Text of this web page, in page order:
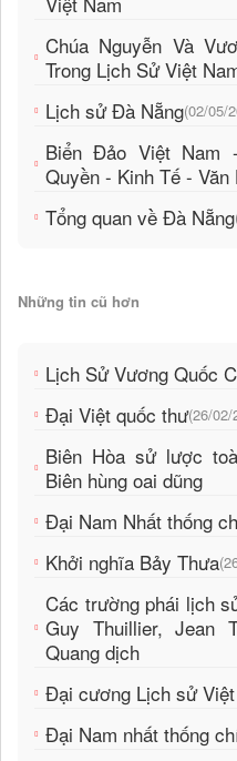
Chúa Nguyễn Và
Trong Lịch Sử Việt
Lịch sử Đà Nẵng(02/05/
Biển Đảo Việt
Quyền - Kinh Tế - Văn
Tổng quan về Đà Nẵng
Những tin cũ hơn
Lịch Sử Vương Quốc
Đại Việt quốc thư(26/02/
Biên Hòa sử lược
Biên hùng oai dũng
Đại Nam Nhất thống
Khởi nghĩa Bảy Thưa
Các trường phái lịch
Guy Thuillier, Jean
Quang dịch
Đại cương Lịch sử Việt
Đại Nam nhất thống